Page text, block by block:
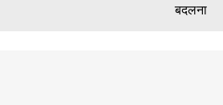
बदलना